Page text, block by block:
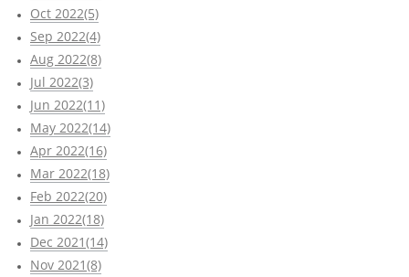
Oct 2022(5)
Sep 2022(4)
Aug 2022(8)
Jul 2022(3)
Jun 2022(11)
May 2022(14)
Apr 2022(16)
Mar 2022(18)
Feb 2022(20)
Jan 2022(18)
Dec 2021(14)
Nov 2021(8)